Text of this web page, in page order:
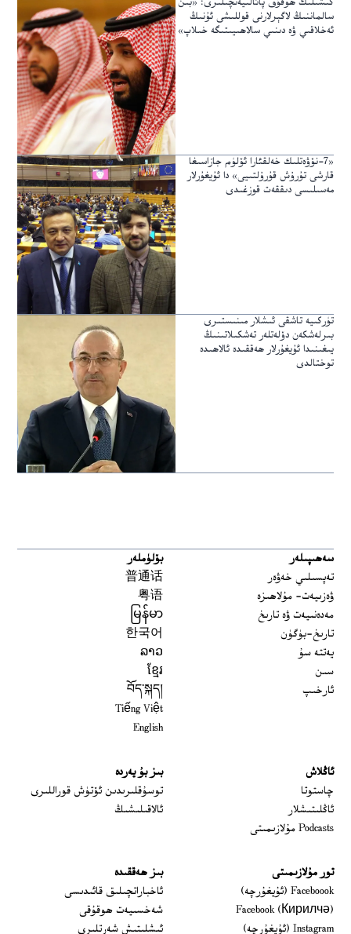
كىشىلىك ھوقۇق پائالىيەتچىلىرى: «بىن
سالماننىڭ لاگېرلارنى قوللىشى ئۇنىڭ
ئەخلاقىي ۋە دىنىي سالاھىيىتىگە خىلاپ»
«7-نۆۋەتلىك خەلقئارا ئۆلۈم جازاسىغا
قارشى تۇرۇش قۇرۇلتىيى» دا ئۇيغۇرلار
مەسىلىسى دىققەت قوزغىدى
تۈركىيە تاشقى ئىشلار مىنىستىرى
بىرلەشكەن دۆلەتلەر تەشكىلاتىنىڭ
يىغىنىدا ئۇيغۇرلار ھەققىدە ئالاھىدە
توختالدى
سەھىپىلەر
تەپسىلىي خەۋەر
ۋەزىيەت- مۇلاھىزە
مەدەنىيەت ۋە تارىخ
تارىخ-بۈگۈن
يەتتە سۇ
سىن
ئارخىپ
بۆلۈملەر
普通话
粤语
မြန်မာ
한국어
ລາວ
ខ្មែរ
བོད་སྐད།
Tiếng Việt
English
ئاڭلاش
چاستوتا
ئاڭلىتىشلار
Podcasts مۇلازىمىتى
بىز بۇ يەردە
توسۇقلىرىدىن ئۆتۈش قوراللىرى
ئالاقىلىشىڭ
تور مۇلازىمىتى
Faceboook (ئۇيغۇرچە)
Opens in new window
Facebook (Кирилчә)
Opens in new window
Instagram (ئۇيغۇرچە)
Opens in new window
بىز ھەققىدە
ئاخباراتچىلىق قائىدىسى
شەخسىيەت ھوقۇقى
ئىشلىتىش شەرتلىرى